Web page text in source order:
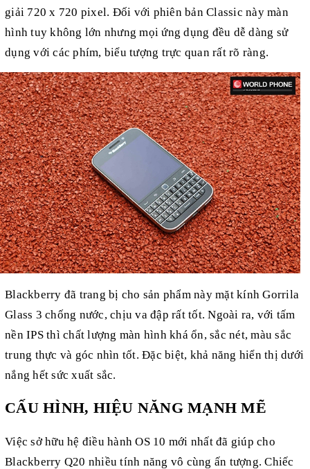
giải 720 x 720 pixel. Đối với phiên bản Classic này màn
hình tuy không lớn nhưng mọi ứng dụng đều dễ dàng sử
dụng với các phím, biểu tượng trực quan rất rõ ràng.
Blackberry đã trang bị cho sản phẩm này mặt kính Gorrila
Glass 3 chống nước, chịu va đập rất tốt. Ngoài ra, với tấm
nền IPS thì chất lượng màn hình khá ổn, sắc nét, màu sắc
trung thực và góc nhìn tốt. Đặc biệt, khả năng hiển thị dưới
nắng hết sức xuất sắc.
CẤU HÌNH, HIỆU NĂNG MẠNH MẼ
Việc sở hữu hệ điều hành OS 10 mới nhất đã giúp cho
Blackberry Q20 nhiều tính năng vô cùng ấn tượng. Chiếc